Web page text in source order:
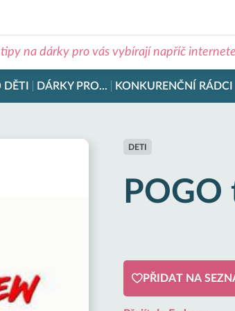
na dárky pro vás vybírají napříč
DĚTI DÁRKY PRO... KONKURENČNÍ RÁDCI
DETI
PŘIDAT NA